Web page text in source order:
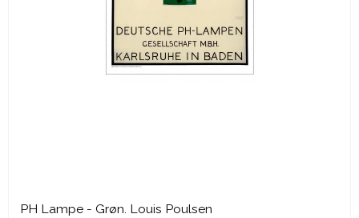
PH Lampe - Grøn. Louis Poulsen